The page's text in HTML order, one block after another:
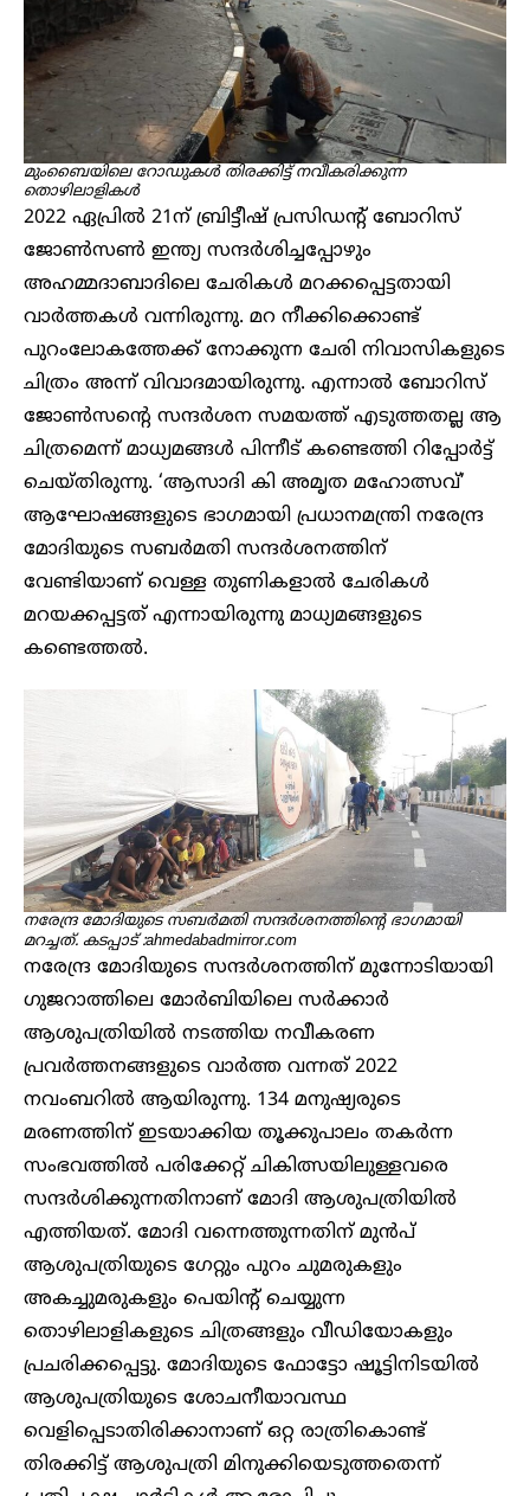
മുംബൈയിലെ റോഡുകൾ തിരക്കിട്ട് നവീകരിക്കുന്ന
തൊഴിലാളികൾ
2022 ഏപ്രിൽ 21ന് ബ്രിട്ടീഷ് പ്രസിഡന്റ് ബോറിസ്
ജോൺസൺ ഇന്ത്യ സന്ദർശിച്ചപ്പോഴും
അഹമ്മദാബാദിലെ ചേരികൾ മറക്കപ്പെട്ടതായി
വാർത്തകൾ വന്നിരുന്നു. മറ നീക്കിക്കൊണ്ട്
പുറംലോകത്തേക്ക് നോക്കുന്ന ചേരി നിവാസികളുടെ
ചിത്രം അന്ന് വിവാദമായിരുന്നു. എന്നാൽ ബോറിസ്
ജോൺസന്റെ സന്ദർശന സമയത്ത് എടുത്തതല്ല ആ
ചിത്രമെന്ന് മാധ്യമങ്ങൾ പിന്നീട് കണ്ടെത്തി റിപ്പോർട്ട്
ചെയ്തിരുന്നു. ‘ആസാദി കി അമൃത മഹോത്സവ്’
ആഘോഷങ്ങളുടെ ഭാഗമായി പ്രധാനമന്ത്രി നരേന്ദ്ര
മോദിയുടെ സബർമതി സന്ദർശനത്തിന്
വേണ്ടിയാണ് വെള്ള തുണികളാൽ ചേരികൾ
മറയക്കപ്പട്ടത് എന്നായിരുന്നു മാധ്യമങ്ങളുടെ
കണ്ടെത്തൽ.
നരേന്ദ്ര മോദിയുടെ സബർമതി സന്ദർശനത്തിന്റെ ഭാ​ഗമായി
മറച്ചത്. കടപ്പാട് :ahmedabadmirror.com
നരേന്ദ്ര മോദിയുടെ സന്ദർശനത്തിന് മുന്നോടിയായി
ഗുജറാത്തിലെ മോർബിയിലെ സർക്കാർ
ആശുപത്രിയിൽ നടത്തിയ നവീകരണ
പ്രവർത്തനങ്ങളുടെ വാർത്ത വന്നത് 2022
നവംബറിൽ ആയിരുന്നു. 134 മനുഷ്യരുടെ
മരണത്തിന് ഇടയാക്കിയ തൂക്കുപാലം തകർന്ന
സംഭവത്തിൽ പരിക്കേറ്റ് ചികിത്സയിലുള്ളവരെ
സന്ദർശിക്കുന്നതിനാണ് മോദി ആശുപത്രിയിൽ
എത്തിയത്. മോദി വന്നെത്തുന്നതിന് മുൻപ്
ആശുപത്രിയുടെ ഗേറ്റും പുറം ചുമരുകളും
അകച്ചുമരുകളും പെയിന്റ് ചെയ്യുന്ന
തൊഴിലാളികളുടെ ചിത്രങ്ങളും വീഡിയോകളും
പ്രചരിക്കപ്പെട്ടു. മോദിയുടെ ഫോട്ടോ ഷൂട്ടിനിടയിൽ
ആശുപത്രിയുടെ ശോചനീയാവസ്ഥ
വെളിപ്പെടാതിരിക്കാനാണ് ഒറ്റ രാത്രികൊണ്ട്
തിരക്കിട്ട് ആശുപത്രി മിനുക്കിയെടുത്തതെന്ന്